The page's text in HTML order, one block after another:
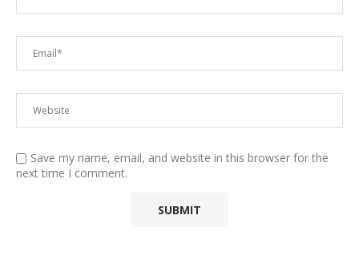
Save my name, email, and website in this browser for the
next time I comment.